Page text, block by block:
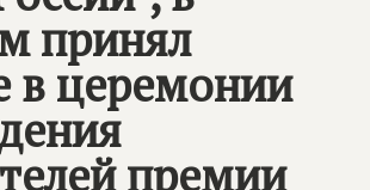
принял
в церемонии
премии